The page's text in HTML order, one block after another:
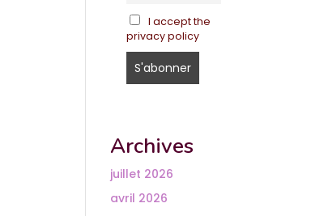
I accept the
privacy policy
Archives
juillet 2026
avril 2026